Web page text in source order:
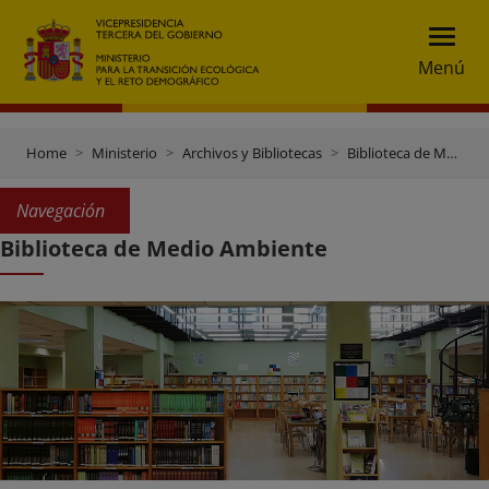
Menú
Home Ministerio Archivos y Bibliotecas Biblioteca de Medio Ambiente
Navegación
Biblioteca de Medio Ambiente